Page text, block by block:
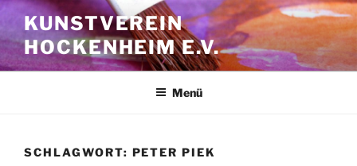
Zum
Inhalt
springen
KUNSTVEREIN
HOCKENHEIM E.V.
Menü
SCHLAGWORT: PETER PIEK